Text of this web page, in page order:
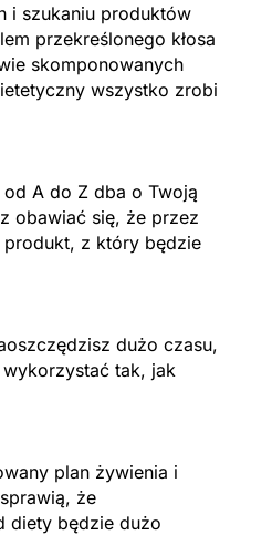
i szukaniu produktów
przekreślonego kłosa
skomponowanych
wszystko zrobi
A do Z dba o Twoją
obawiać się, że przez
z który będzie
dużo czasu,
tak, jak
plan żywienia i
że
diety będzie dużo